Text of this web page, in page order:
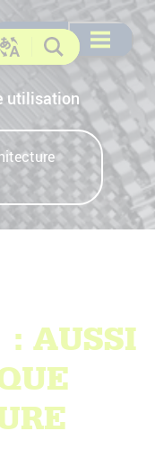
la langue
DE EN FR
US
Recherche
Recherche
RechercheOuvrir le
utilisation
AUSSI